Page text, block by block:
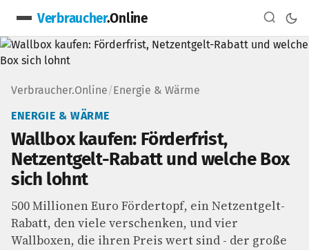
Verbraucher.Online
Verbraucher.Online/Energie & Wärme
ENERGIE & WÄRME
Wallbox kaufen: Förderfrist,
Netzentgelt-Rabatt und welche Box
sich lohnt
500 Millionen Euro Fördertopf, ein Netzentgelt-
Rabatt, den viele verschenken, und vier
Wallboxen, die ihren Preis wert sind - der große